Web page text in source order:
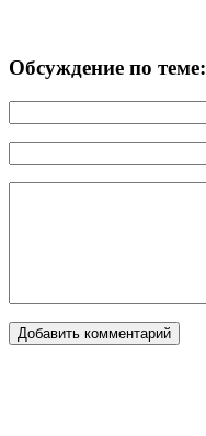
Обсуждение по теме: